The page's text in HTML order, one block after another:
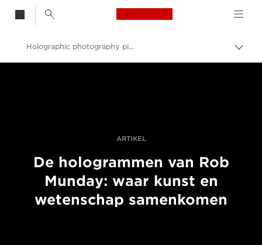
Canon Logo, back
in-/
Holographic photography pioneer Rob Munday on sculpting light
ARTIKEL
De hologrammen van Rob
Munday: waar kunst en
wetenschap samenkomen